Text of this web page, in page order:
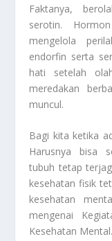
Faktanya,
serotin.
mengelola
endorfin serta
hati setelah
meredakan
muncul.
Bagi kita ketika
Harusnya bisa
tubuh tetap
kesehatan fisik
kesehatan
mengenai
Kesehatan Mental.